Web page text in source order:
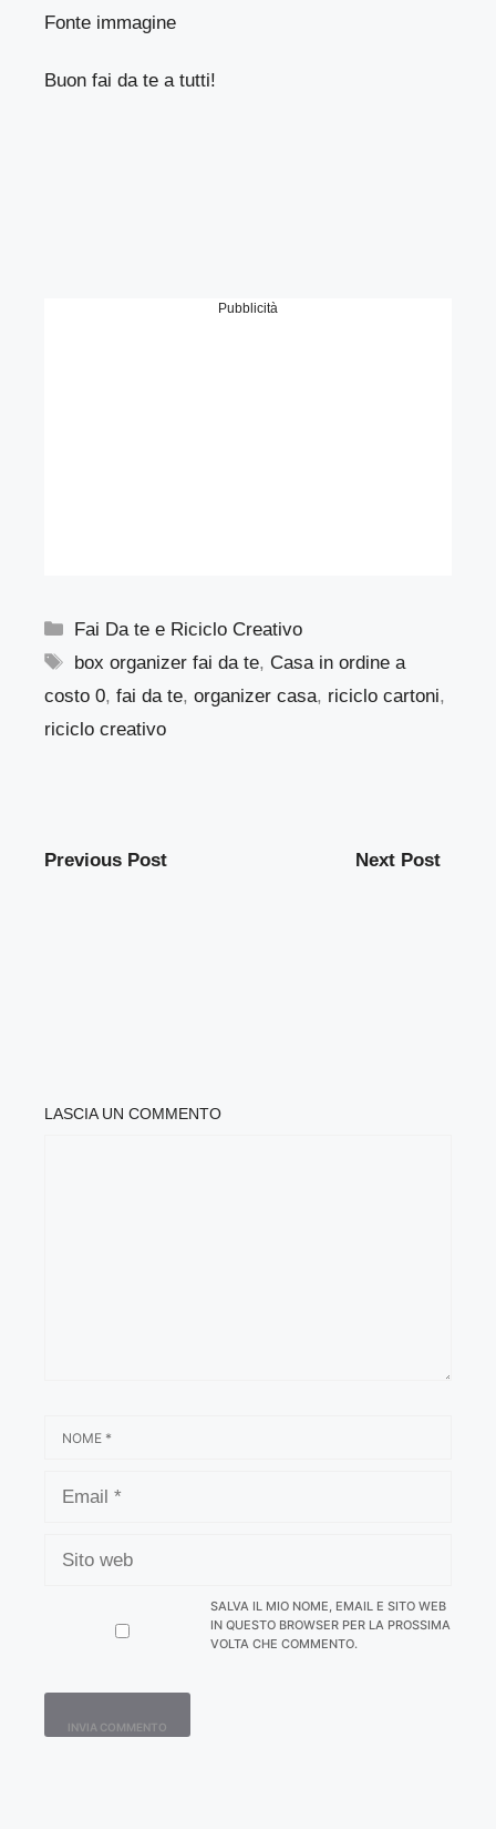
Fonte immagine
Buon fai da te a tutti!
Pubblicità
Categorie
Fai Da te e Riciclo Creativo
Tag
box organizer fai da te,Casa in ordine a
costo 0, fai da te, organizer casa, riciclo cartoni,
riciclo creativo
Previous Post Next Post
LASCIA UN COMMENTO
WEB
SALVA IL MIO NOME, EMAIL E SITO WEB
IN QUESTO BROWSER PER LA PROSSIMA
VOLTA CHE COMMENTO.